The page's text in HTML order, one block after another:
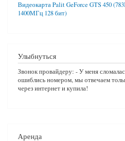
Видеокарта Palit GeForce GTS 450
1400МГц 128 бит)
Улыбнуться
Звонок провайдеру: - У меня
ошиблись номером, мы отвечаем
через интернет и купила!
Аренда